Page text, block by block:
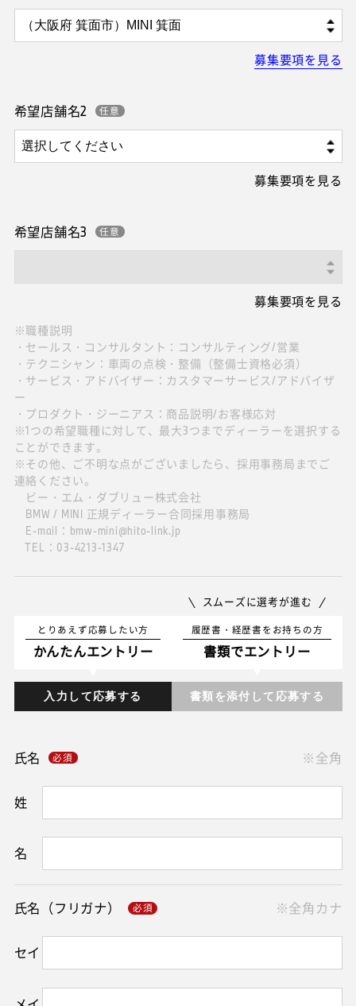
募集要項を見る
希望店舗名2
募集要項を見る
希望店舗名3
募集要項を見る
※職種説明
・セールス・コンサルタント：コンサルティング/営業
・テクニシャン：車両の点検・整備（整備士資格必須）
・サービス・アドバイザー：カスタマーサービス/アドバイザ
ー
・プロダクト・ジーニアス：商品説明/お客様応対
※1つの希望職種に対して、最大3つまでディーラーを選択する
ことができます。
※その他、ご不明な点がございましたら、採用事務局までご
連絡ください。
ビー・エム・ダブリュー株式会社
BMW / MINI 正規ディーラー合同採用事務局
E-mail：bmw-mini@hito-link.jp
TEL：03-4213-1347
とりあえず応募したい方
かんたんエントリー
入力して応募する
スムーズに選考が進む
履歴書・経歴書をお持ちの方
書類でエントリー
書類を添付して応募する
氏名
姓
名
※全角
氏名（フリガナ）
セイ
※全角カナ